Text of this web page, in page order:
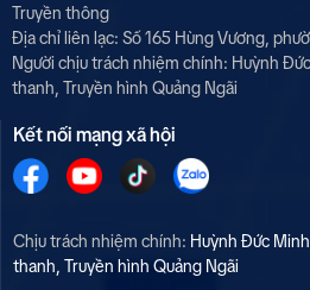
Truyền thông
Địa chỉ liên lạc: Số 165 Hùng Vương,
Người chịu trách nhiệm chính: Huỳnh
thanh, Truyền hình Quảng Ngãi
Kết nối mạng xã hội
Chịu trách nhiệm chính: Huỳnh Đức
thanh, Truyền hình Quảng Ngãi